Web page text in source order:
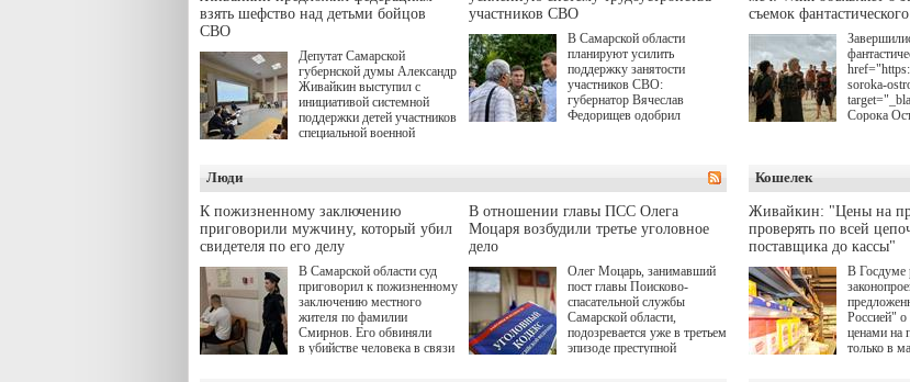
взять шефство над детьми бойцов
СВО
Депутат Самарской
губернской думы Александр
Живайкин выступил с
инициативой системной
поддержки детей участников
специальной военной
"Помощь фронту и семьям
участников СВО", которая
прошла в Отрадном 7
августа.
участников СВО
В Самарской области
планируют усилить
поддержку занятости
участников СВО:
губернатор Вячеслав
Федорищев одобрил
Живайкина, направленные
на трудоустройство и более
спокойную адаптацию к
мирной жизни.
съемок
soroka-
Сорока
Сергея
роли в
Артем
Гухман,
Устимова,
Святослав
Котрелёв,
Чучилин,
Люди
К пожизненному заключению
приговорили мужчину, который убил
свидетеля по его делу
В Самарской области суд
приговорил к пожизненному
заключению местного
жителя по фамилии
Смирнов. Его обвиняли
в убийстве человека в связи
В отношении главы ПСС Олега
Моцаря возбудили третье уголовное
дело
Олег Моцарь, занимавший
пост главы Поисково-
спасательной службы
Самарской области,
подозревается уже в третьем
эпизоде преступной
Кошелек
Живайкин: "Цены на
проверять по всей
поставщика до кассы"
В Госдуме
Россией" о
ценами на
только в